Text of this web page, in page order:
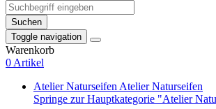
Suchen
Toggle navigation
Warenkorb
0 Artikel
Atelier Naturseifen Atelier Naturseifen
Springe zur Hauptkategorie "Atelier